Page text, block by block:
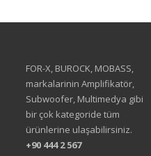
FOR-X, BUROCK, MOBASS,
markalarinin Amplifikatör,
Subwoofer, Multimedya gibi
bir çok kategoride tüm
ürünlerine ulaşabilirsiniz.
+90 444 2 567